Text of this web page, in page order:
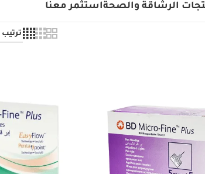
الرشاقة والصحةاستثمر معنا